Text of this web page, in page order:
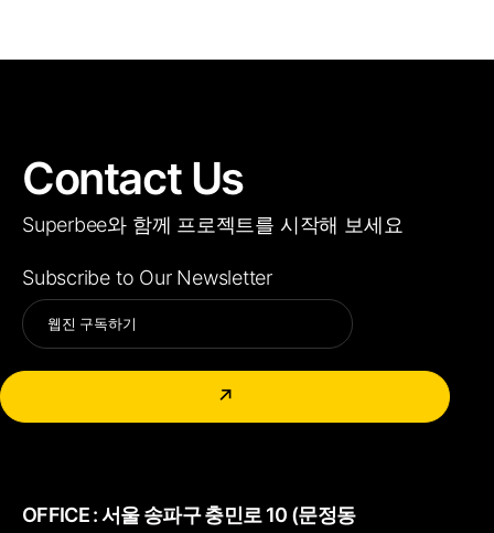
Contact Us
Superbee와 함께 프로젝트를 시작해 보세요
Subscribe to Our Newsletter
↗
Alternative:
OFFICE :서울 송파구 충민로 10 (문정동